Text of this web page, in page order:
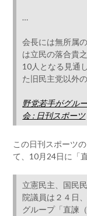
…
会長には無所属
は立民の落合貴
10人となる見通
た旧民主党以外
野党若手がグル
会 : 日刊スポーツ
この日刊スポーツ
て、10月24日に「
立憲民主、国民
院議員は２４日
グループ「直諫